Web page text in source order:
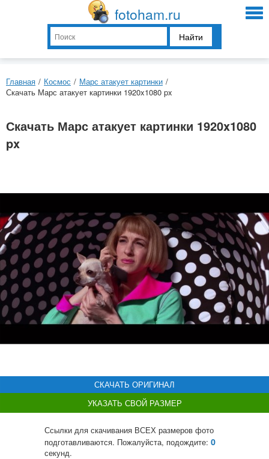
fotoham.ru
Найти
Главная / Космос / Марс атакует картинки /
Скачать Марс атакует картинки 1920x1080 px
Скачать Марс атакует картинки 1920x1080
px
СКАЧАТЬ ОРИГИНАЛ
УКАЗАТЬ СВОЙ РАЗМЕР
Ссылки для скачивания ВСЕХ размеров фото
подготавливаются. Пожалуйста, подождите: 0
секунд.